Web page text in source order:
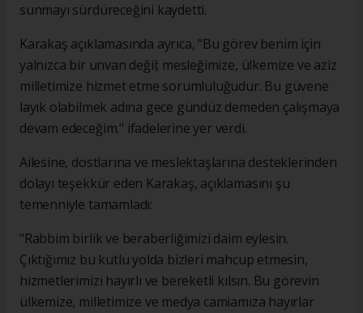
sunmayı sürdüreceğini kaydetti.
Karakaş açıklamasında ayrıca, "Bu görev benim için
yalnızca bir unvan değil; mesleğimize, ülkemize ve aziz
milletimize hizmet etme sorumluluğudur. Bu güvene
layık olabilmek adına gece gündüz demeden çalışmaya
devam edeceğim." ifadelerine yer verdi.
Ailesine, dostlarına ve meslektaşlarına desteklerinden
dolayı teşekkür eden Karakaş, açıklamasını şu
temenniyle tamamladı:
"Rabbim birlik ve beraberliğimizi daim eylesin.
Çıktığımız bu kutlu yolda bizleri mahcup etmesin,
hizmetlerimizi hayırlı ve bereketli kılsın. Bu görevin
ülkemize, milletimize ve medya camiamıza hayırlar